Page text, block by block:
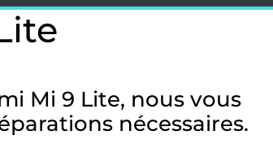
Mi 9 Lite, nous vous
nécessaires.